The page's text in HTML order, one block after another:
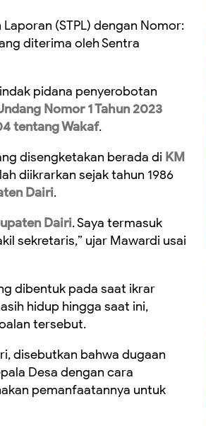
(STPL) dengan Nomor:
diterima oleh Sentra
pidana penyerobotan
Nomor 1 Tahun 2023
tentang Wakaf.
disengketakan berada di KM
diikrarkan sejak tahun 1986
Dairi.
Dairi. Saya termasuk
sekretaris,” ujar Mawardi usai
dibentuk pada saat ikrar
hidup hingga saat ini,
tersebut.
disebutkan bahwa dugaan
Desa dengan cara
pemanfaatannya untuk